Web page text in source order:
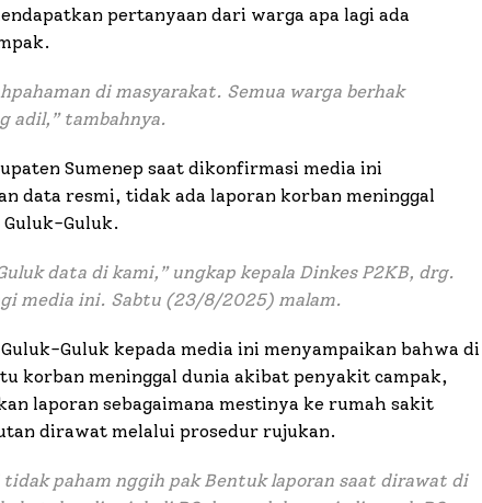
pertanyaan dari warga apa lagi ada
di masyarakat. Semua warga berhak
adil,” tambahnya.
Sumenep saat dikonfirmasi media ini
data resmi, tidak ada laporan korban meninggal
Guluk.
data di kami,” ungkap kepala Dinkes P2KB, drg.
media ini. Sabtu (23/8/2025) malam.
Guluk kepada media ini menyampaikan bahwa di
korban meninggal dunia akibat penyakit campak,
laporan sebagaimana mestinya ke rumah sakit
dirawat melalui prosedur rujukan.
tidak paham nggih pak Bentuk laporan saat dirawat di